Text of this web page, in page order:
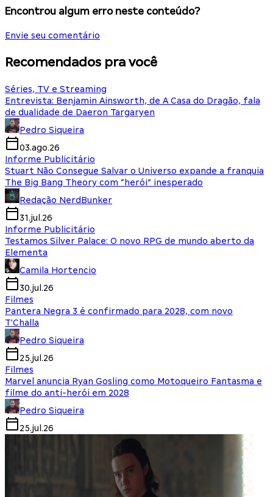
Encontrou algum erro neste conteúdo?
Envie seu comentário
Recomendados pra você
Séries, TV e Streaming
Entrevista: Benjamin Ainsworth, de A Casa do Dragão, fala
de dualidade de Daeron Targaryen
Pedro Siqueira
03.ago.26
Informe Publicitário
Stuart Não Consegue Salvar o Universo expande a franquia
The Big Bang Theory com “herói” inesperado
Redação NerdBunker
31.jul.26
Informe Publicitário
Testamos Silver Palace: O novo RPG de mundo aberto da
Elementa
Camila Hortencio
30.jul.26
Filmes
Pantera Negra 3 é confirmado para 2028, com novo
T'Challa
Pedro Siqueira
25.jul.26
Filmes
Marvel anuncia Ryan Gosling como Motoqueiro Fantasma e
filme do anti-herói em 2028
Pedro Siqueira
25.jul.26